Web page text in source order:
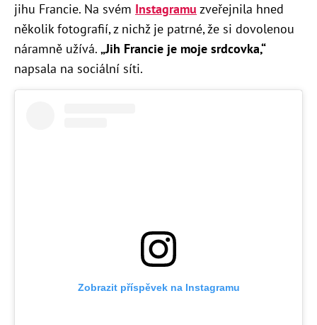
jihu Francie. Na svém Instagramu zveřejnila hned
několik fotografií, z nichž je patrné, že si dovolenou
náramně užívá. „Jih Francie je moje srdcovka,“
napsala na sociální síti.
Zobrazit příspěvek na Instagramu